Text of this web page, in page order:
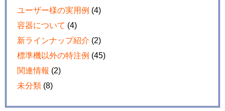
ユーザー様の実用例 (4)
容器について (4)
新ラインナップ紹介 (2)
標準機以外の特注例 (45)
関連情報 (2)
未分類 (8)